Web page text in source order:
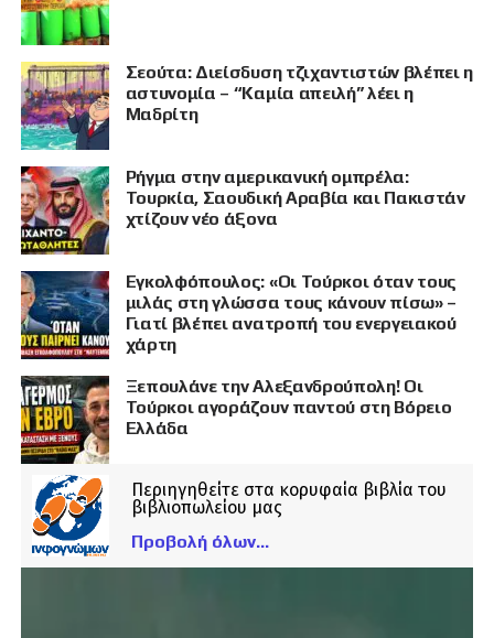
Σεούτα: Διείσδυση τζιχαντιστών βλέπει η
αστυνομία – “Καμία απειλή” λέει η
Μαδρίτη
Ρήγμα στην αμερικανική ομπρέλα:
Τουρκία, Σαουδική Αραβία και Πακιστάν
χτίζουν νέο άξονα
Εγκολφόπουλος: «Οι Τούρκοι όταν τους
μιλάς στη γλώσσα τους κάνουν πίσω» –
Γιατί βλέπει ανατροπή του ενεργειακού
χάρτη
Ξεπουλάνε την Αλεξανδρούπολη! Οι
Τούρκοι αγοράζουν παντού στη Βόρειο
Ελλάδα
Περιηγηθείτε στα κορυφαία βιβλία του
βιβλιοπωλείου μας
Προβολή όλων